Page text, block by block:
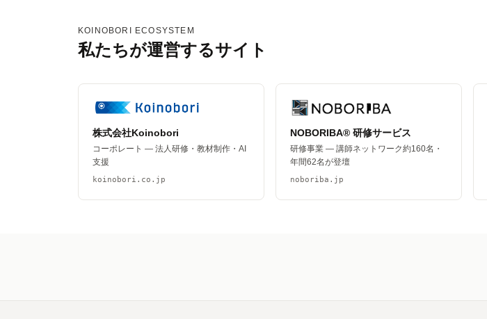
KOINOBORI ECOSYSTEM
私たちが運営するサイト
株式会社Koinobori
コーポレート — 法人研修・教材制作・AI
支援
koinobori.co.jp
NOBORIBA® 研修サービス
研修事業 — 講師ネットワーク約160名・
年間62名が登壇
noboriba.jp